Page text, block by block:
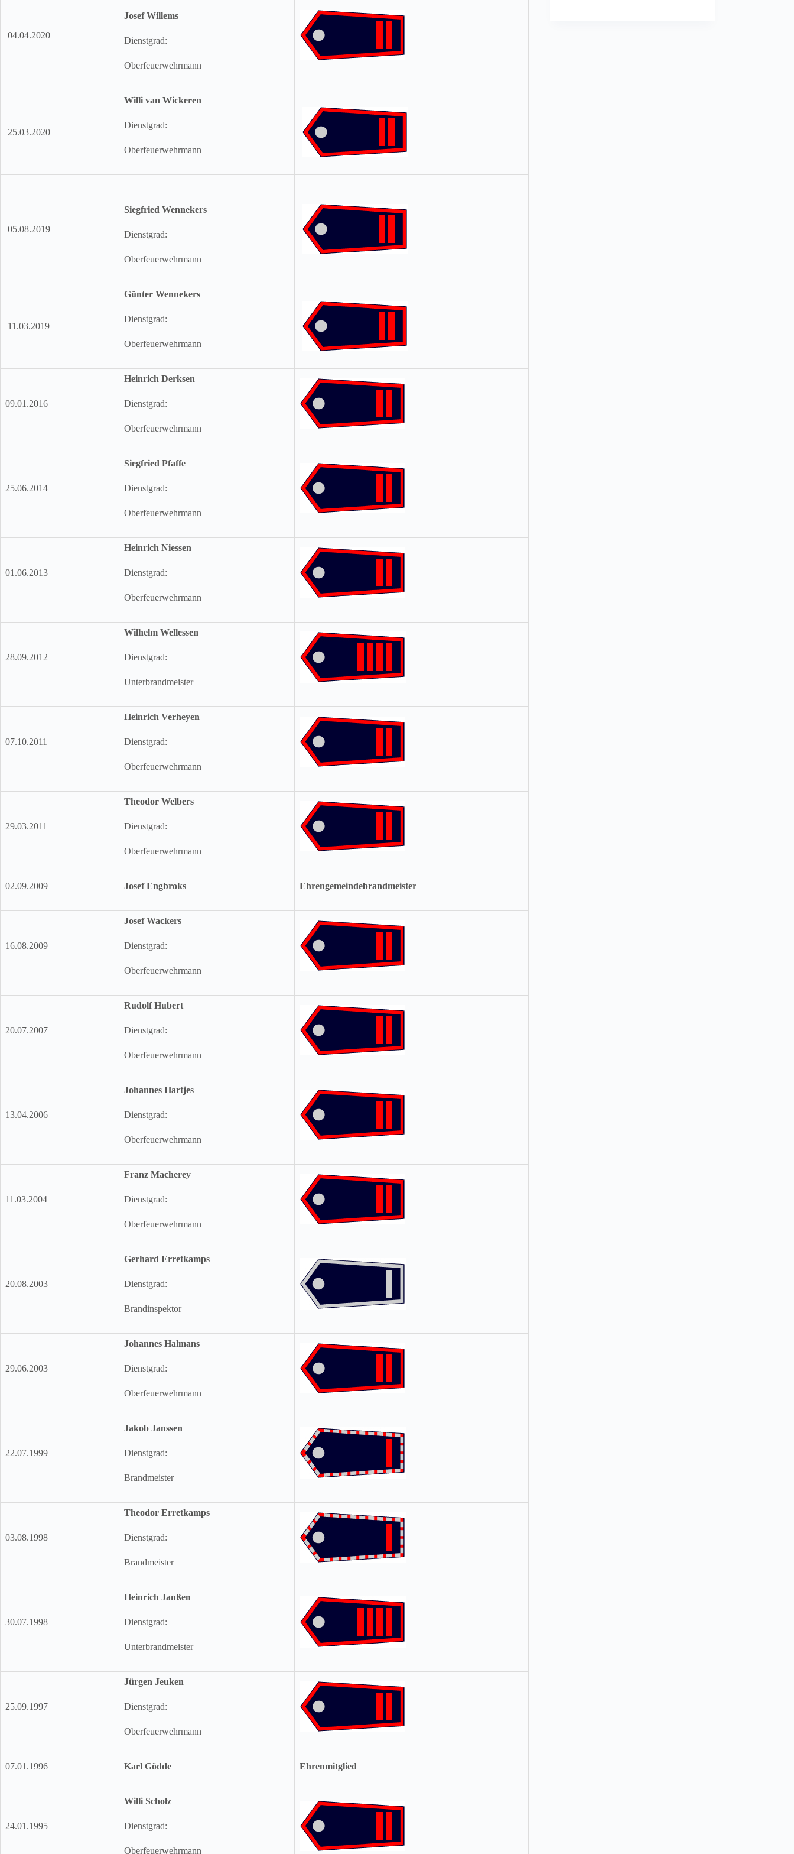
04.04.2020
Josef Willems
Dienstgrad:
Oberfeuerwehrmann
25.03.2020
Willi van Wickeren
Dienstgrad:
Oberfeuerwehrmann
05.08.2019
Siegfried Wennekers
Dienstgrad:
Oberfeuerwehrmann
11.03.2019
Günter Wennekers
Dienstgrad:
Oberfeuerwehrmann
09.01.2016
Heinrich Derksen
Dienstgrad:
Oberfeuerwehrmann
25.06.2014
Siegfried Pfaffe
Dienstgrad:
Oberfeuerwehrmann
01.06.2013
Heinrich Niessen
Dienstgrad:
Oberfeuerwehrmann
28.09.2012
Wilhelm Wellessen
Dienstgrad:
Unterbrandmeister
07.10.2011
Heinrich Verheyen
Dienstgrad:
Oberfeuerwehrmann
29.03.2011
Theodor Welbers
Dienstgrad:
Oberfeuerwehrmann
02.09.2009 Josef Engbroks Ehrengemeindebrandmeister
16.08.2009
Josef Wackers
Dienstgrad:
Oberfeuerwehrmann
20.07.2007
Rudolf Hubert
Dienstgrad:
Oberfeuerwehrmann
13.04.2006
Johannes Hartjes
Dienstgrad:
Oberfeuerwehrmann
11.03.2004
Franz Macherey
Dienstgrad:
Oberfeuerwehrmann
20.08.2003
Gerhard Erretkamps
Dienstgrad:
Brandinspektor
29.06.2003
Johannes Halmans
Dienstgrad:
Oberfeuerwehrmann
22.07.1999
Jakob Janssen
Dienstgrad:
Brandmeister
03.08.1998
Theodor Erretkamps
Dienstgrad:
Brandmeister
30.07.1998
Heinrich Janßen
Dienstgrad:
Unterbrandmeister
25.09.1997
Jürgen Jeuken
Dienstgrad:
Oberfeuerwehrmann
07.01.1996 Karl Gödde Ehrenmitglied
24.01.1995
Willi Scholz
Dienstgrad:
Oberfeuerwehrmann